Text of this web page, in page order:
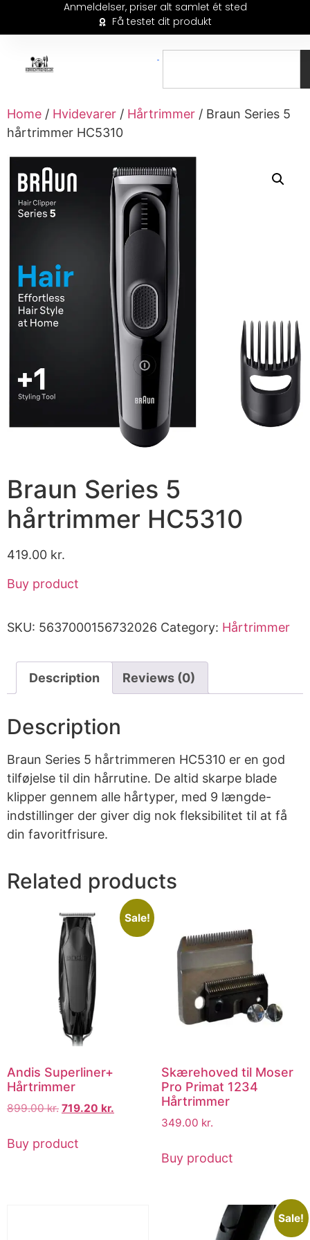
Anmeldelser, priser alt samlet ét sted
Få testet dit produkt
Home / Hvidevarer / Hårtrimmer / Braun Series 5
hårtrimmer HC5310
Braun Series 5
hårtrimmer HC5310
419.00 kr.
Buy product
SKU: 5637000156732026 Category: Hårtrimmer
Description Reviews (0)
Description
Braun Series 5 hårtrimmeren HC5310 er en god
tilføjelse til din hårrutine. De altid skarpe blade
klipper gennem alle hårtyper, med 9 længde-
indstillinger der giver dig nok fleksibilitet til at få
din favoritfrisure.
Related products
Sale!
Andis Superliner+
Hårtrimmer
899.00kr. 719.20 kr.
Buy product
Skærehoved til Moser
Pro Primat 1234
Hårtrimmer
349.00 kr.
Buy product
Sale!